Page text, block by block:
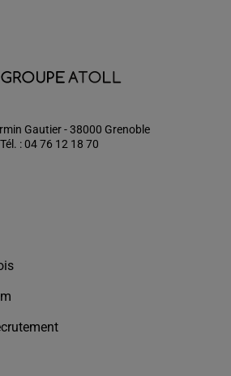
Gautier - 38000 Grenoble
Tél. : 04 76 12 18 70